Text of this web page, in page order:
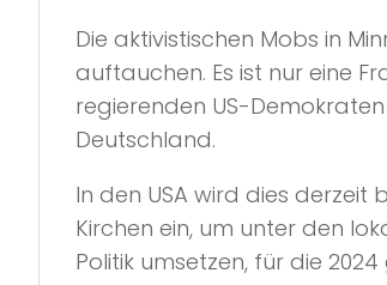
Die aktivistischen Mobs in
auftauchen. Es ist nur eine
regierenden US-
Deutschland.
In den USA wird dies derzeit
Kirchen ein, um unter den
Politik umsetzen, für die